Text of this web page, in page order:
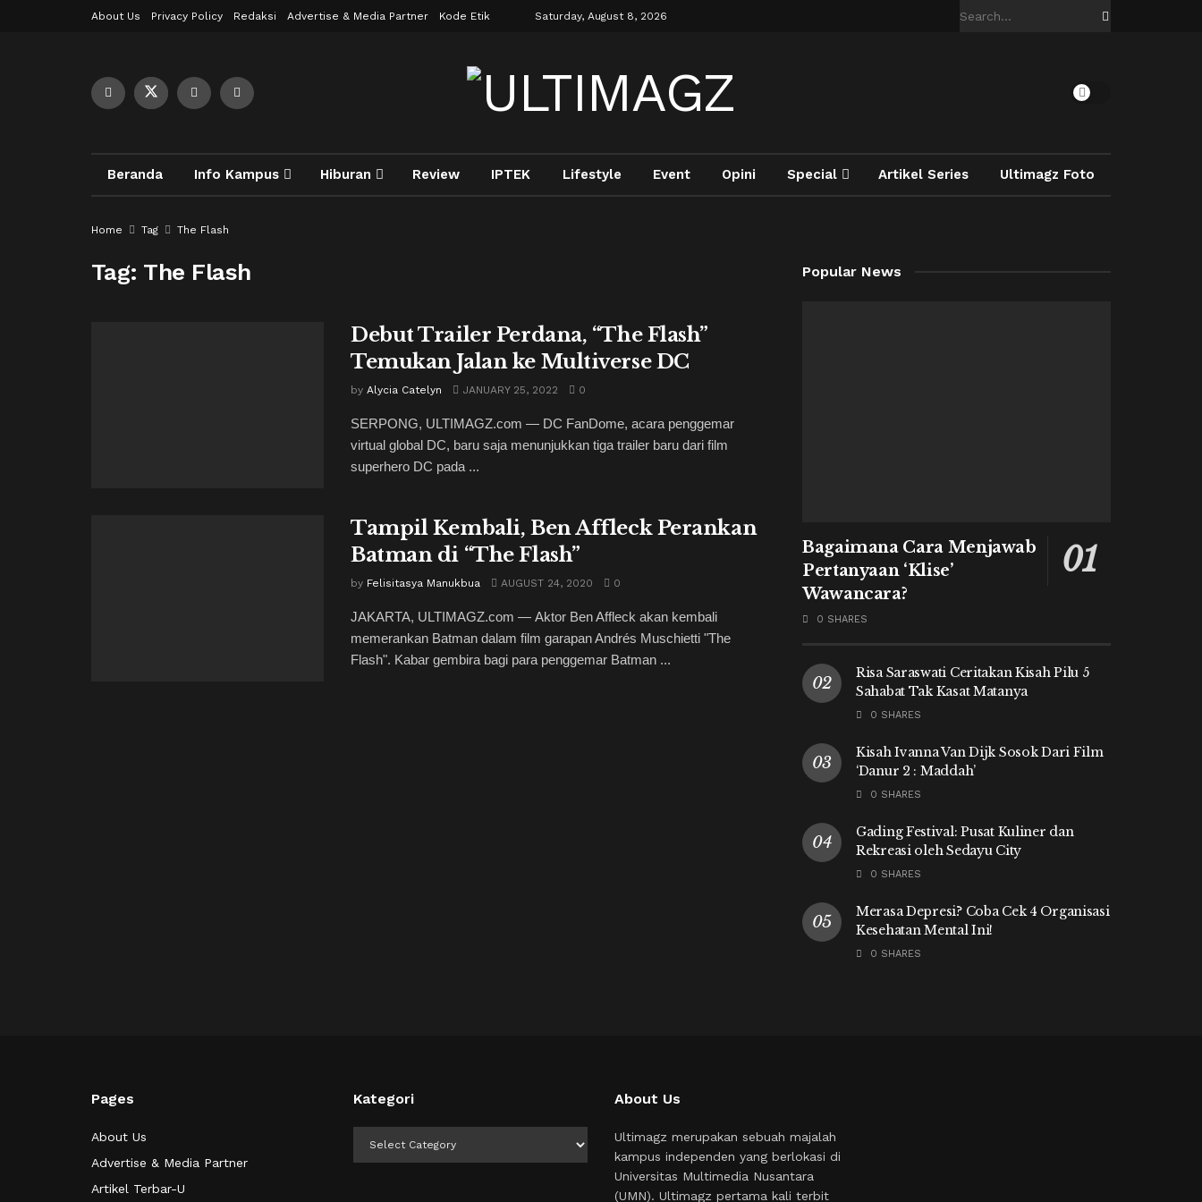
About Us Privacy Policy Redaksi Advertise & Media Partner Kode Etik Saturday, August 8, 2026
Beranda Info Kampus Hiburan Review IPTEK Lifestyle Event Opini Special Artikel Series Ultimagz Foto
Home Tag The Flash
Tag: The Flash
Debut Trailer Perdana, “The Flash”
Temukan Jalan ke Multiverse DC
by Alycia Catelyn JANUARY 25, 2022 0
SERPONG, ULTIMAGZ.com — DC FanDome, acara penggemar
virtual global DC, baru saja menunjukkan tiga trailer baru dari film
superhero DC pada ...
Tampil Kembali, Ben Affleck Perankan
Batman di “The Flash”
by Felisitasya Manukbua AUGUST 24, 2020 0
JAKARTA, ULTIMAGZ.com ― Aktor Ben Affleck akan kembali
memerankan Batman dalam film garapan Andrés Muschietti "The
Flash". Kabar gembira bagi para penggemar Batman ...
Popular News
Bagaimana Cara Menjawab
Pertanyaan ‘Klise’
Wawancara?
0 SHARES
Risa Saraswati Ceritakan Kisah Pilu 5
Sahabat Tak Kasat Matanya
0 SHARES
Kisah Ivanna Van Dijk Sosok Dari Film
‘Danur 2 : Maddah’
0 SHARES
Gading Festival: Pusat Kuliner dan
Rekreasi oleh Sedayu City
0 SHARES
Merasa Depresi? Coba Cek 4 Organisasi
Kesehatan Mental Ini!
0 SHARES
Pages
About Us
Advertise & Media Partner
Artikel Terbar-U
Kategori About Us
Ultimagz merupakan sebuah majalah
kampus independen yang berlokasi di
Universitas Multimedia Nusantara
(UMN). Ultimagz pertama kali terbit